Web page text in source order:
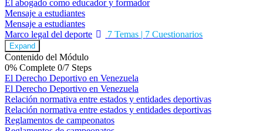
El abogado como educador y formador
Mensaje a estudiantes
Mensaje a estudiantes
Marco legal del deporte
7 Temas | 7 Cuestionarios
Expand
Contenido del Módulo
0% Complete 0/7 Steps
El Derecho Deportivo en Venezuela
El Derecho Deportivo en Venezuela
Relación normativa entre estados y entidades deportivas
Relación normativa entre estados y entidades deportivas
Reglamentos de campeonatos